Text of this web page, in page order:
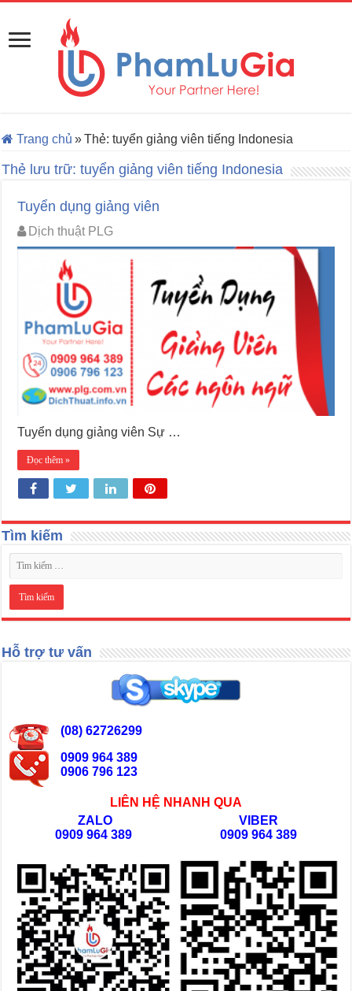
Trang chủ »Thẻ:tuyển giảng viên tiếng Indonesia
Thẻ lưu trữ:tuyển giảng viên tiếng Indonesia
Tuyển dụng giảng viên
Dịch thuật PLG
Tuyển dụng giảng viên Sự …
Đọc thêm »
Tìm kiếm
Hỗ trợ tư vấn
(08) 62726299
0909 964 389
0906 796 123
LIÊN HỆ NHANH QUA
ZALO
0909 964 389
VIBER
0909 964 389